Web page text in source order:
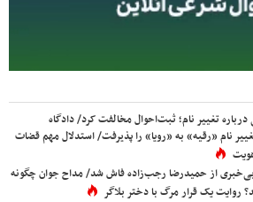
تغییر نام؛ ثبت‌احوال مخالفت کرد/ دادگاه
نام «رقیه» به «رویا» را پذیرفت/ استدلال مهم قضات
روز بی‌خبری از حمیدرضا رجب‌زاده فاش شد/ مداح جوان چگونه
روایت یک قرار مرگ با دختر بلاگر